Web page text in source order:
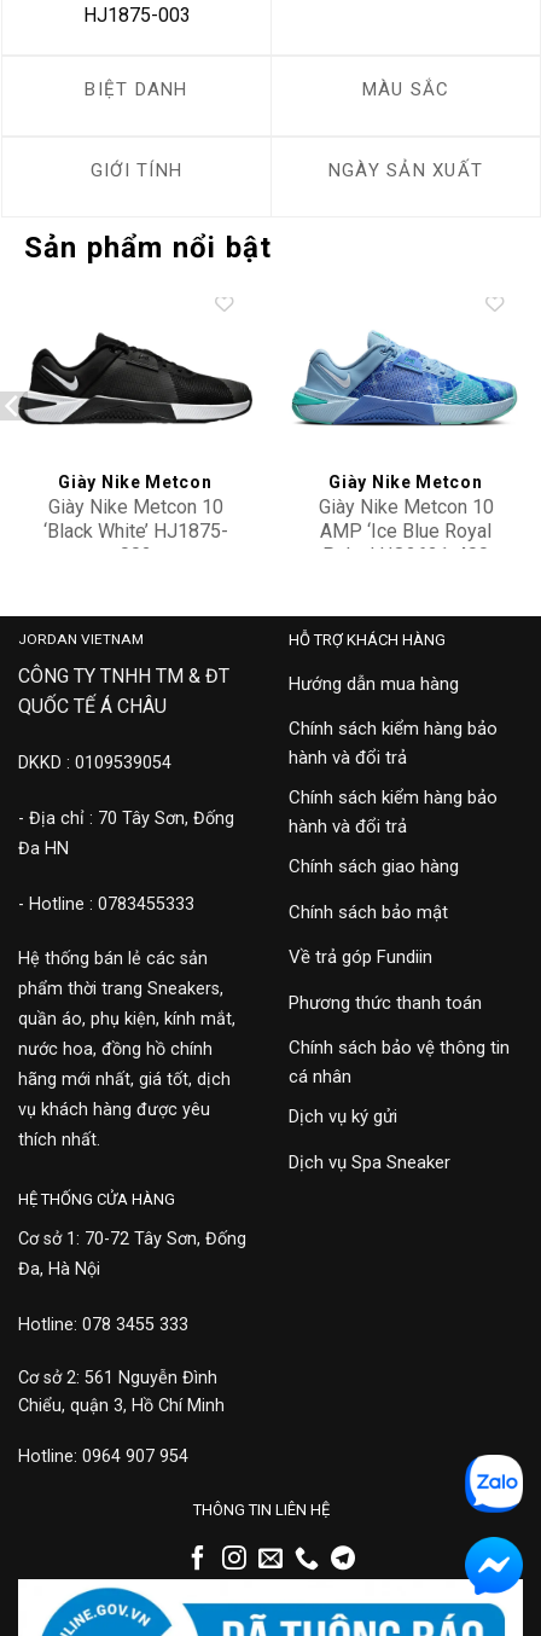
HJ1875-003
BIỆT DANH MÀU SẮC
GIỚI TÍNH NGÀY SẢN XUẤT
Sản phẩm nổi bật
Add to
wishlist
Giày Nike Metcon
Giày Nike Metcon 10
‘Black White’ HJ1875-
002
Add to
wishlist
Giày Nike Metcon
Giày Nike Metcon 10
AMP ‘Ice Blue Royal
Pulse’ HQ2621-400
JORDAN VIETNAM
CÔNG TY TNHH TM & ĐT
QUỐC TẾ Á CHÂU
DKKD : 0109539054
- Địa chỉ : 70 Tây Sơn, Đống
Đa HN
- Hotline : 0783455333
Hệ thống bán lẻ các sản
phẩm thời trang Sneakers,
quần áo, phụ kiện, kính mắt,
nước hoa, đồng hồ chính
hãng mới nhất, giá tốt, dịch
vụ khách hàng được yêu
thích nhất.
HỖ TRỢ KHÁCH HÀNG
Hướng dẫn mua hàng
Chính sách kiểm hàng bảo
hành và đổi trả
Chính sách kiểm hàng bảo
hành và đổi trả
Chính sách giao hàng
Chính sách bảo mật
Về trả góp Fundiin
Phương thức thanh toán
Chính sách bảo vệ thông tin
cá nhân
Dịch vụ ký gửi
Dịch vụ Spa Sneaker
HỆ THỐNG CỬA HÀNG
Cơ sở 1: 70-72 Tây Sơn, Đống
Đa, Hà Nội
Hotline: 078 3455 333
Cơ sở 2: 561 Nguyễn Đình
Chiểu, quận 3, Hồ Chí Minh
Hotline: 0964 907 954
THÔNG TIN LIÊN HỆ